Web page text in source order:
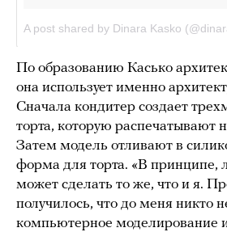
По образованию Касько
она использует именно
Сначала кондитер создает
торта, которую распечатывают
Затем модель отливают в
форма для торта. «В принципе,
может сделать то же, что и я.
получилось, что до меня никто
компьютерное моделирование